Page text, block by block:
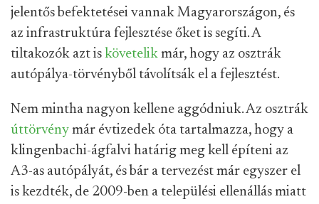
jelentős befektetései vannak Magyarországon, és
az infrastruktúra fejlesztése őket is segíti. A
tiltakozók azt is követelik már, hogy az osztrák
autópálya-törvényből távolítsák el a fejlesztést.
Nem mintha nagyon kellene aggódniuk. Az osztrák
úttörvény már évtizedek óta tartalmazza, hogy a
klingenbachi-ágfalvi határig meg kell építeni az
A3-as autópályát, és bár a tervezést már egyszer el
is kezdték, de 2009-ben a települési ellenállás miatt